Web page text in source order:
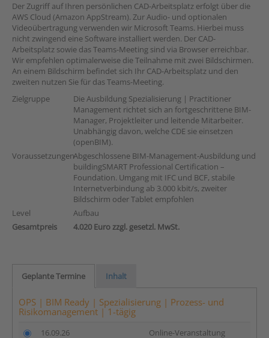
Der Zugriff auf Ihren persönlichen CAD-Arbeitsplatz erfolgt über die
AWS Cloud (Amazon AppStream). Zur Audio- und optionalen
Videoübertragung verwenden wir Microsoft Teams. Hierbei muss
nicht zwingend eine Software installiert werden. Der CAD-
Arbeitsplatz sowie das Teams-Meeting sind via Browser erreichbar.
Wir empfehlen optimalerweise die Teilnahme mit zwei Bildschirmen.
An einem Bildschirm befindet sich Ihr CAD-Arbeitsplatz und den
zweiten nutzen Sie für das Teams-Meeting.
Zielgruppe
Die Ausbildung Spezialisierung | Practitioner
Management richtet sich an fortgeschrittene BIM-
Manager, Projektleiter und leitende Mitarbeiter.
Unabhängig davon, welche CDE sie einsetzen
(openBIM).
VoraussetzungenAbgeschlossene BIM-Management-Ausbildung und
buildingSMART Professional Certification –
Foundation. Umgang mit IFC und BCF, stabile
Internetverbindung ab 3.000 kbit/s, zweiter
Bildschirm oder Tablet empfohlen
Level
Aufbau
Gesamtpreis
4.020 Euro zzgl. gesetzl. MwSt.
Geplante Termine Inhalt
OPS | BIM Ready | Spezialisierung | Prozess- und
Risikomanagement | 1-tägig
16.09.26 Online-Veranstaltung